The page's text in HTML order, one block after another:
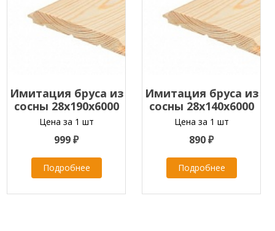
Имитация бруса из
сосны 28x190x6000
мм
Цена за 1 шт
999 ₽
Подробнее
Имитация бруса из
сосны 28x140x6000
мм
Цена за 1 шт
890 ₽
Подробнее